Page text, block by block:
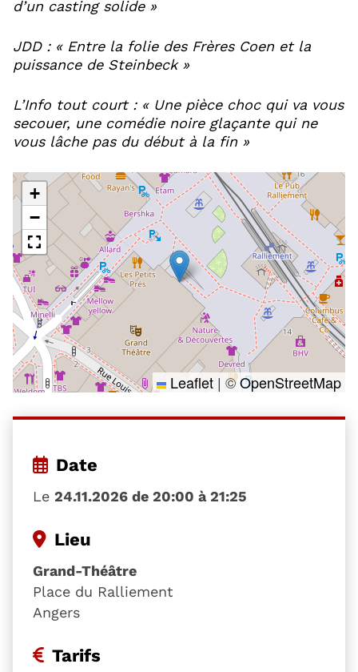
d’un casting solide »
JDD : « Entre la folie des Frères Coen et la
puissance de Steinbeck »
L’Info tout court : « Une pièce choc qui va vous
secouer, une comédie noire glaçante qui ne
vous lâche pas du début à la fin »
+
−
Leaflet | ©OpenStreetMap
Date
Le 24.11.2026 de 20:00 à 21:25
Lieu
Grand-Théâtre
Place du Ralliement
Angers
Tarifs